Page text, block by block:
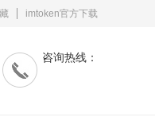
imtoken官方下载
咨询热线：